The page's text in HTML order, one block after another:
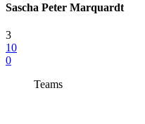
Sascha Peter Marquardt
3
10
0
Teams